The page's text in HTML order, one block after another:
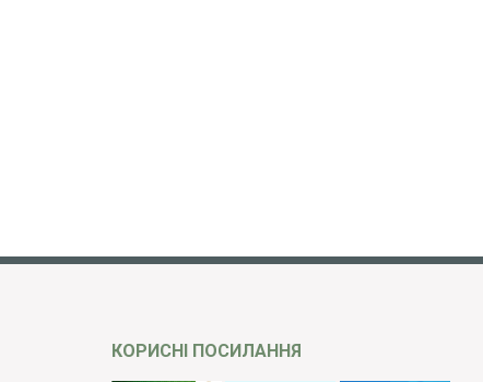
КОРИСНІ ПОСИЛАННЯ